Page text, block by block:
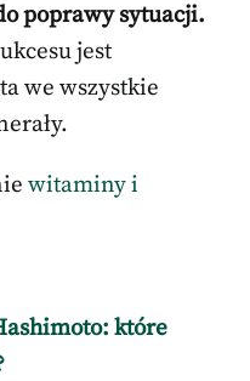
poprawy sytuacji.
jest
we wszystkie
witaminy i
które